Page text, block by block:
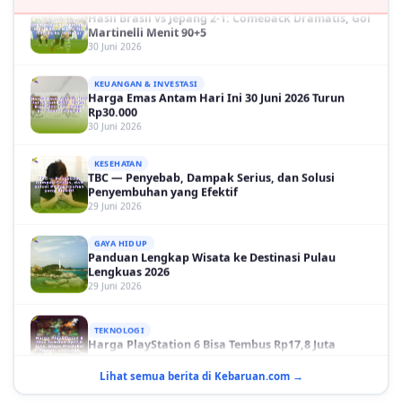
Martinelli Menit 90+5
30 Juni 2026
Harga Emas Antam Hari Ini 30 Juni 2026 Turun
Rp30.000
30 Juni 2026
TBC — Penyebab, Dampak Serius, dan Solusi
Penyembuhan yang Efektif
29 Juni 2026
Panduan Lengkap Wisata ke Destinasi Pulau
Lengkuas 2026
29 Juni 2026
Harga PlayStation 6 Bisa Tembus Rp17,8 Juta
29 Juni 2026
Lihat semua berita di Kebaruan.com →